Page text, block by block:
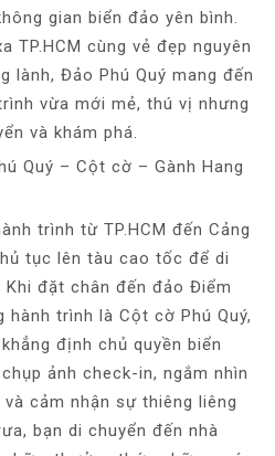
gian biển đảo yên bình.
TP.HCM cùng vẻ đẹp nguyên
lành, Đảo Phú Quý mang đến
vừa mới mẻ, thú vị nhưng
và khám phá.
Quý – Cột cờ – Gành Hang
trình từ TP.HCM đến Cảng
tục lên tàu cao tốc để di
Khi đặt chân đến đảo Điểm
trình là Cột cờ Phú Quý,
định chủ quyền biển
ảnh check-in, ngắm nhìn
cảm nhận sự thiêng liêng
bạn di chuyển đến nhà